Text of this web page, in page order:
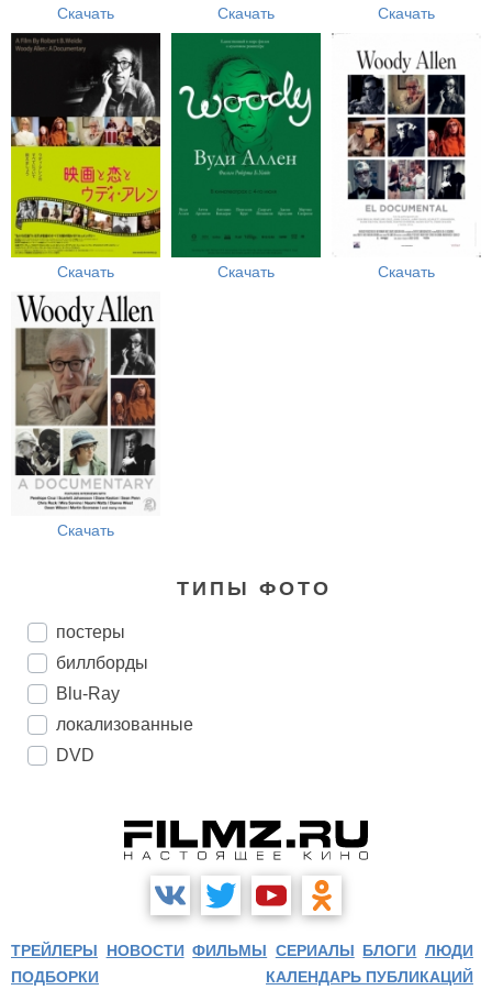
Скачать Скачать Скачать
Скачать Скачать Скачать
Скачать
ТИПЫ ФОТО
постеры
биллборды
Blu-Ray
локализованные
DVD
ТРЕЙЛЕРЫ НОВОСТИ ФИЛЬМЫ СЕРИАЛЫ БЛОГИ ЛЮДИ
ПОДБОРКИ
КАЛЕНДАРЬ ПУБЛИКАЦИЙ